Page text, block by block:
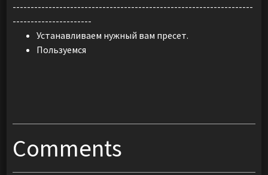
-------------------------------------------------------------------
----------------------
Устанавливаем нужный вам пресет.
Пользуемся
Comments